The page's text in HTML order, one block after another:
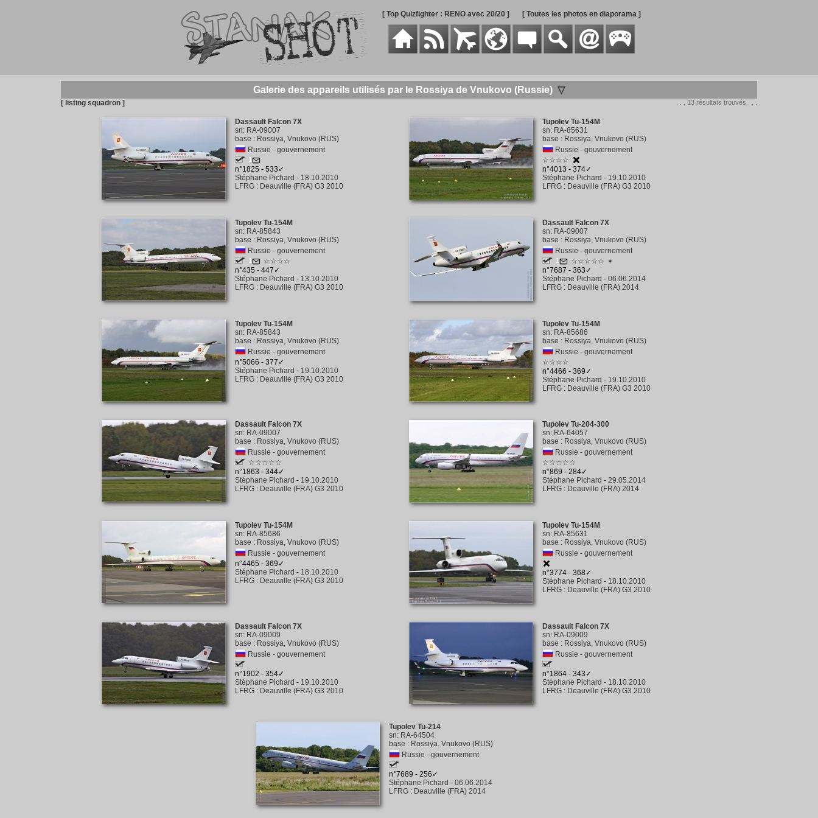
[ Top Quizfighter : RENO avec 20/20 ] [ Toutes les photos en diaporama ]
Galerie des appareils utilisés par le Rossiya de Vnukovo (Russie) ▽
[ listing squadron ] . . . 13 résultats trouvés . . .
Dassault Falcon 7X
sn: RA-09007
base : Rossiya, Vnukovo (RUS)
Russie - gouvernement
1
n°1825 - 533✓
Stéphane Pichard - 18.10.2010
LFRG : Deauville (FRA) G3 2010
Tupolev Tu-154M
sn: RA-85631
base : Rossiya, Vnukovo (RUS)
Russie - gouvernement
☆☆☆☆
n°4013 - 374✓
Stéphane Pichard - 19.10.2010
LFRG : Deauville (FRA) G3 2010
Tupolev Tu-154M
sn: RA-85843
base : Rossiya, Vnukovo (RUS)
Russie - gouvernement
1
☆☆☆☆
n°435 - 447✓
Stéphane Pichard - 13.10.2010
LFRG : Deauville (FRA) G3 2010
Dassault Falcon 7X
sn: RA-09007
base : Rossiya, Vnukovo (RUS)
Russie - gouvernement
1 ☆☆☆☆☆ ✶
n°7687 - 363✓
Stéphane Pichard - 06.06.2014
LFRG : Deauville (FRA) 2014
Tupolev Tu-154M
sn: RA-85843
base : Rossiya, Vnukovo (RUS)
Russie - gouvernement
n°5066 - 377✓
Stéphane Pichard - 19.10.2010
LFRG : Deauville (FRA) G3 2010
Tupolev Tu-154M
sn: RA-85686
base : Rossiya, Vnukovo (RUS)
Russie - gouvernement
☆☆☆☆
n°4466 - 369✓
Stéphane Pichard - 19.10.2010
LFRG : Deauville (FRA) G3 2010
Dassault Falcon 7X
sn: RA-09007
base : Rossiya, Vnukovo (RUS)
Russie - gouvernement
☆☆☆☆☆
n°1863 - 344✓
Stéphane Pichard - 19.10.2010
LFRG : Deauville (FRA) G3 2010
Tupolev Tu-204-300
sn: RA-64057
base : Rossiya, Vnukovo (RUS)
Russie - gouvernement
☆☆☆☆☆
n°869 - 284✓
Stéphane Pichard - 29.05.2014
LFRG : Deauville (FRA) 2014
Tupolev Tu-154M
sn: RA-85686
base : Rossiya, Vnukovo (RUS)
Russie - gouvernement
n°4465 - 369✓
Stéphane Pichard - 18.10.2010
LFRG : Deauville (FRA) G3 2010
Tupolev Tu-154M
sn: RA-85631
base : Rossiya, Vnukovo (RUS)
Russie - gouvernement
n°3774 - 368✓
Stéphane Pichard - 18.10.2010
LFRG : Deauville (FRA) G3 2010
Dassault Falcon 7X
sn: RA-09009
base : Rossiya, Vnukovo (RUS)
Russie - gouvernement
n°1902 - 354✓
Stéphane Pichard - 19.10.2010
LFRG : Deauville (FRA) G3 2010
Dassault Falcon 7X
sn: RA-09009
base : Rossiya, Vnukovo (RUS)
Russie - gouvernement
n°1864 - 343✓
Stéphane Pichard - 18.10.2010
LFRG : Deauville (FRA) G3 2010
Tupolev Tu-214
sn: RA-64504
base : Rossiya, Vnukovo (RUS)
Russie - gouvernement
n°7689 - 256✓
Stéphane Pichard - 06.06.2014
LFRG: Deauville (FRA) 2014